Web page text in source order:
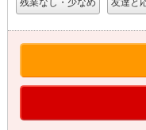
残業なし・少なめ 友達と